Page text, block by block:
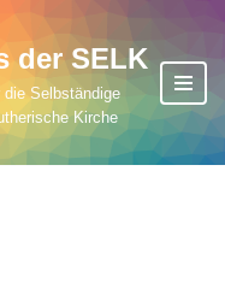
der SELK
die Selbständige
Kirche